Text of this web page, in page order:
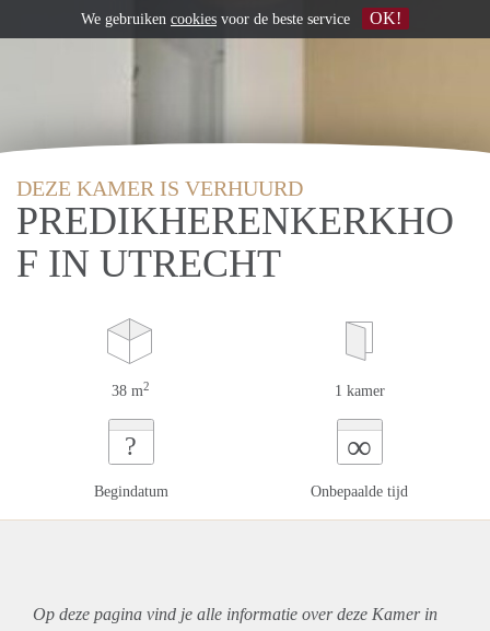
DEZE KAMER IS VERHUURD
PREDIKHERENKERKHO
F IN UTRECHT
38 m2 1 kamer
?
Begindatum
∞
Onbepaalde tijd
Op deze pagina vind je alle informatie over deze Kamer in
We gebruiken cookies voor de beste service OK!